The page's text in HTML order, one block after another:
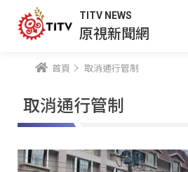
TITV NEWS
原視新聞網
首頁 取消通行管制
取消通行管制